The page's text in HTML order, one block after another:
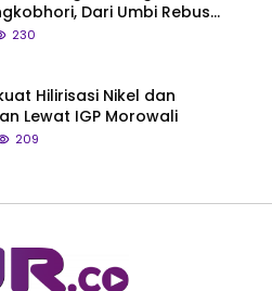
Dari Umbi Rebus
Beras Muna
230
Hilirisasi Nikel dan
Lewat IGP Morowali
209